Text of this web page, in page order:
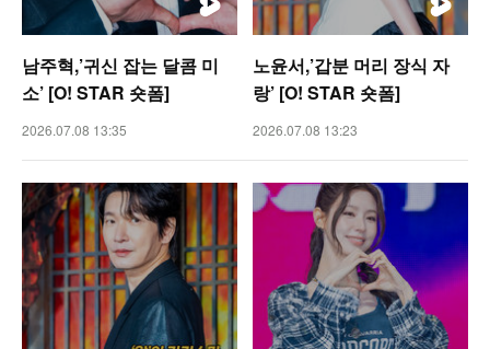
남주혁,’귀신 잡는 달콤 미
소’ [O! STAR 숏폼]
2026.07.08 13:35
노윤서,’갑분 머리 장식 자
랑’ [O! STAR 숏폼]
2026.07.08 13:23